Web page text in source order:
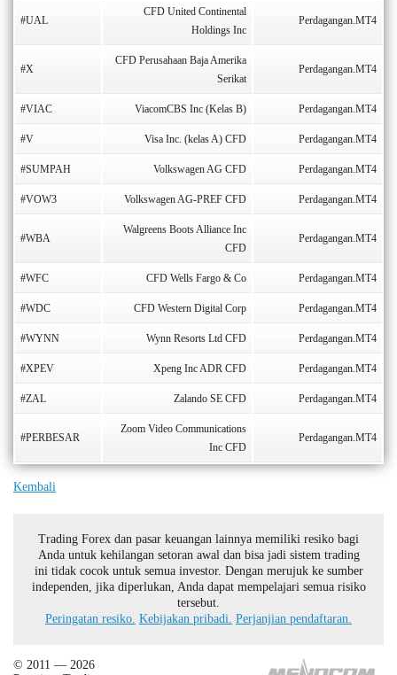
#UAL
CFD United Continental
Holdings Inc
Perdagangan.MT4
#X
CFD Perusahaan Baja Amerika
Serikat
Perdagangan.MT4
#VIAC ViacomCBS Inc (Kelas B) Perdagangan.MT4
#V Visa Inc. (kelas A) CFD Perdagangan.MT4
#SUMPAH Volkswagen AG CFD Perdagangan.MT4
#VOW3 Volkswagen AG-PREF CFD Perdagangan.MT4
#WBA
Walgreens Boots Alliance Inc
CFD
Perdagangan.MT4
#WFC CFD Wells Fargo & Co Perdagangan.MT4
#WDC CFD Western Digital Corp Perdagangan.MT4
#WYNN Wynn Resorts Ltd CFD Perdagangan.MT4
#XPEV Xpeng Inc ADR CFD Perdagangan.MT4
#ZAL Zalando SE CFD Perdagangan.MT4
#PERBESAR
Zoom Video Communications
Inc CFD
Perdagangan.MT4
Kembali
Trading Forex dan pasar keuangan lainnya memiliki resiko bagi
Anda untuk kehilangan setoran awal dan bisa jadi sistem trading
ini tidak cocok untuk semua investor. Dengan merujuk ke sumber
independen, jika diperlukan, Anda dapat mempelajari semua risiko
tersebut.
Peringatan resiko. Kebijakan pribadi. Perjanjian pendaftaran.
© 2011 — 2026